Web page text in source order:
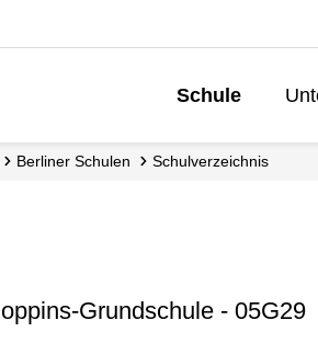
Schule
Berliner Schulen Schul­verzeichnis
Grundschule - 05G29